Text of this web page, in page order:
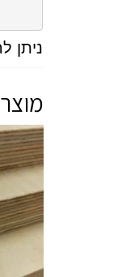
ניתן להזמין